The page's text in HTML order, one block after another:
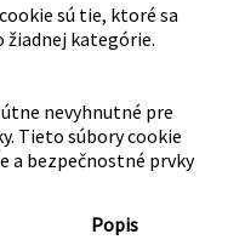
sú tie, ktoré sa
žiadnej kategórie.
nevyhnutné pre
Tieto súbory cookie
a bezpečnostné prvky
Popis